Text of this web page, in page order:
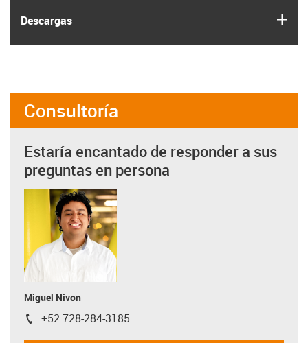
Descargas
Consultoría
Estaría encantado de responder a sus
preguntas en persona
Miguel Nivon
igus-icon-phone
+52 728-284-3185